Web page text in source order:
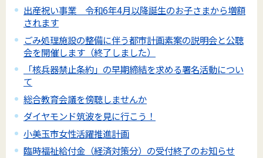
出産祝い事業 令和6年4月以降誕生のお子さまから増額
されます
ごみ処理施設の整備に伴う都市計画素案の説明会と公聴
会を開催します（終了しました）
「核兵器禁止条約」の早期締結を求める署名活動につい
て
総合教育会議を傍聴しませんか
ダイヤモンド筑波を見に行こう！
小美玉市女性活躍推進計画
臨時福祉給付金（経済対策分）の受付終了のお知らせ